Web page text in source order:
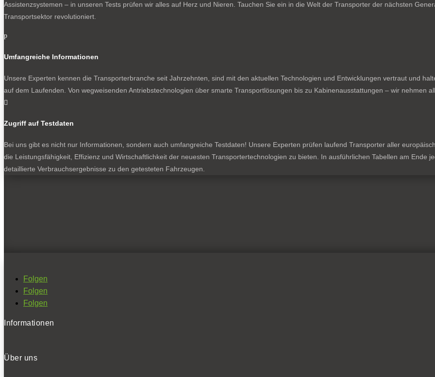
Assistenzsystemen – in unseren Tests prüfen wir alles auf Herz und Nieren. Tauchen Sie ein in die Welt der Transporter der nächsten
Transportsektor revolutioniert.
p
Umfangreiche Informationen
Unsere Experten kennen die Transporterbranche seit Jahrzehnten, sind mit den aktuellen Technologien und Entwicklungen vertraut und
auf dem Laufenden. Von wegweisenden Antriebstechnologien über smarte Transportlösungen bis zu Kabinenausstattungen – wir nehmen

Zugriff auf Testdaten
Bei uns gibt es nicht nur Informationen, sondern auch umfangreiche Testdaten! Unsere Experten prüfen laufend Transporter aller
die Leistungsfähigkeit, Effizienz und Wirtschaftlichkeit der neuesten Transportertechnologien zu bieten. In ausführlichen Tabellen am Ende
detaillierte Verbrauchsergebnisse zu den getesteten Fahrzeugen.
Folgen
Folgen
Folgen
Informationen
Über uns